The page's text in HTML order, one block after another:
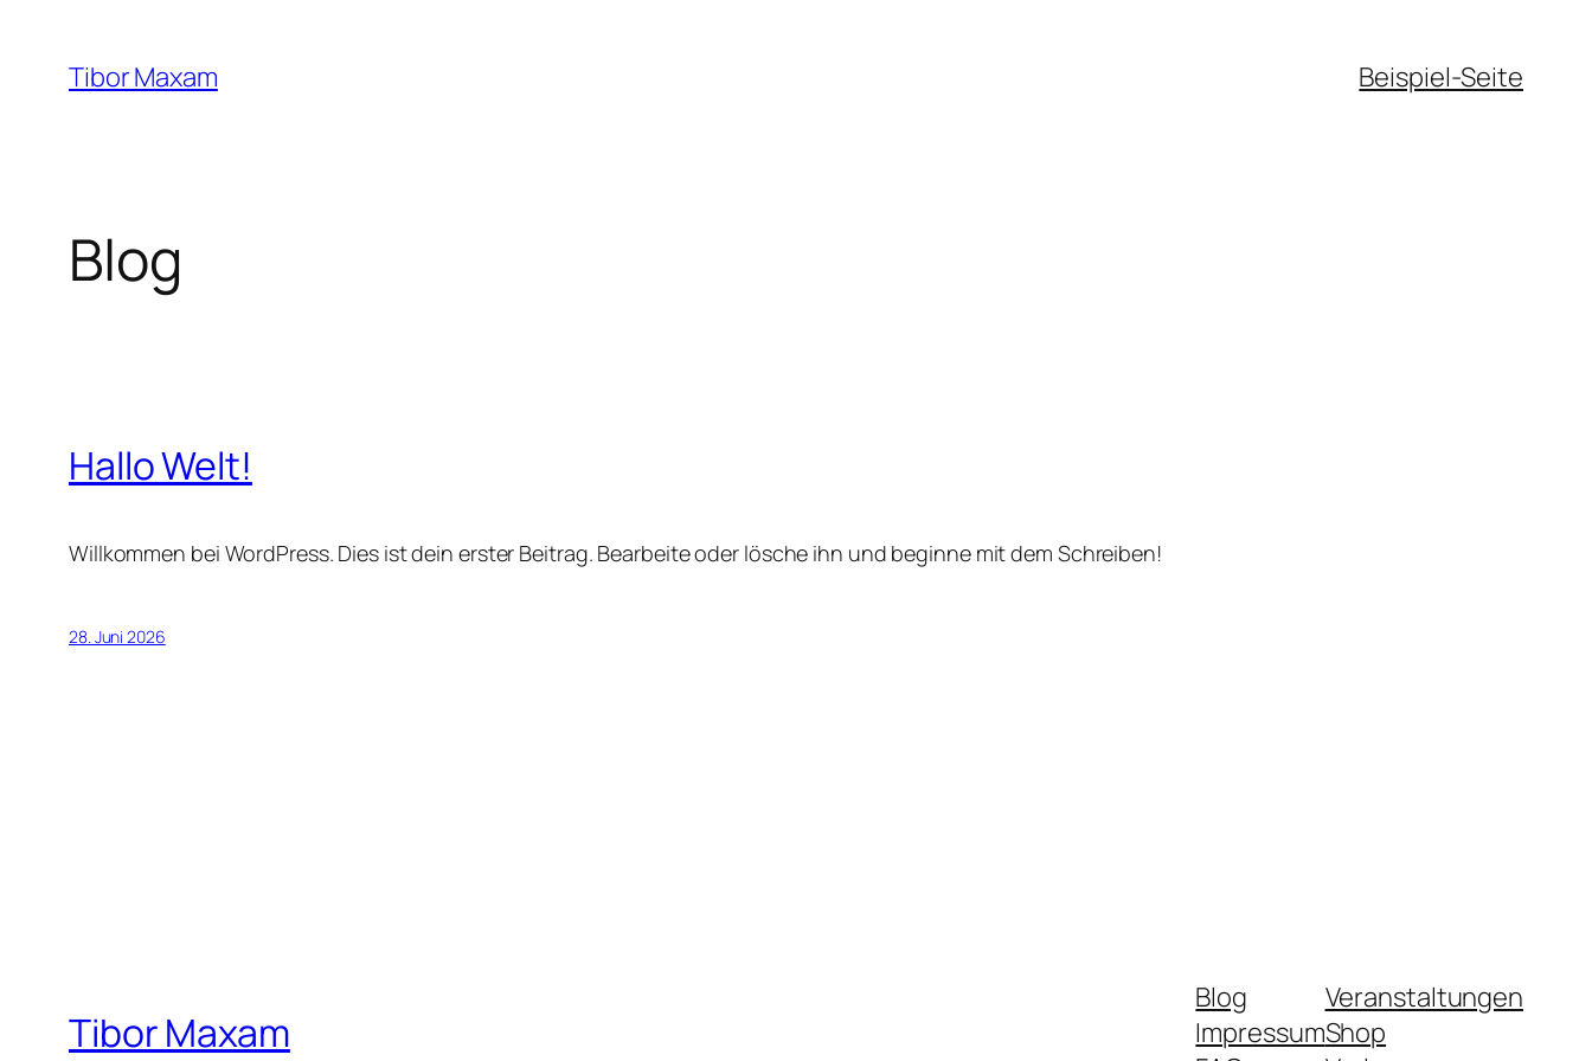
Inhalt
springen
Tibor Maxam Beispiel-Seite
Blog
Hallo Welt!
Willkommen bei WordPress. Dies ist dein erster Beitrag. Bearbeite oder lösche ihn und beginne mit dem Schreiben!
28. Juni 2026
Tibor Maxam
Blog
Impressum
Veranstaltungen
Shop